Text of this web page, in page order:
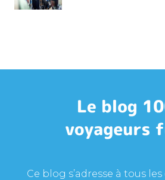
Ce blog s’adresse à tous